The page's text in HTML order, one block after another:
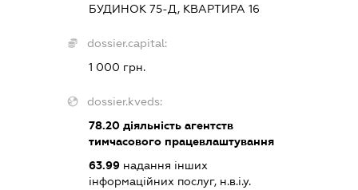
БУДИНОК 75-Д, КВАРТИРА 16
dossier.capital:
1 000 грн.
dossier.kveds:
78.20 діяльність агентств
тимчасового працевлаштування
63.99 надання інших
інформаційних послуг, н.в.і.у.